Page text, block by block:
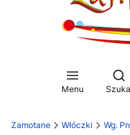
Menu
Zamotane Włóczki Wg.